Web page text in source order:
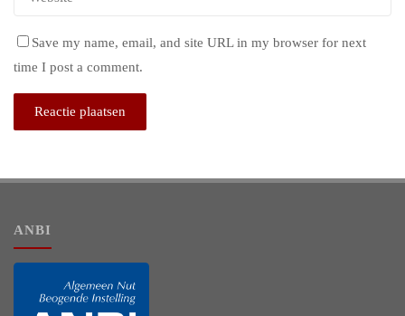
Save my name, email, and site URL in my browser for next
time I post a comment.
ANBI